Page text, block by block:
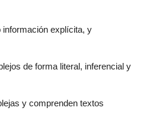
información explícita, y
de forma literal, inferencial y
y comprenden textos